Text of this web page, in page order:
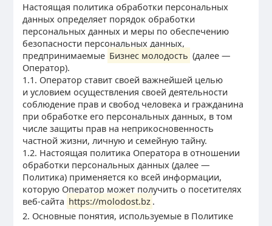
Настоящая политика обработки персональных
данных определяет порядок обработки
персональных данных и меры по обеспечению
безопасности персональных данных,
предпринимаемые Бизнес молодость (далее —
Оператор).
1.1. Оператор ставит своей важнейшей целью
и условием осуществления своей деятельности
соблюдение прав и свобод человека и гражданина
при обработке его персональных данных, в том
числе защиты прав на неприкосновенность
частной жизни, личную и семейную тайну.
1.2. Настоящая политика Оператора в отношении
обработки персональных данных (далее —
Политика) применяется ко всей информации,
которую Оператор может получить о посетителях
веб-сайта https://molodost.bz .
2. Основные понятия, используемые в Политике